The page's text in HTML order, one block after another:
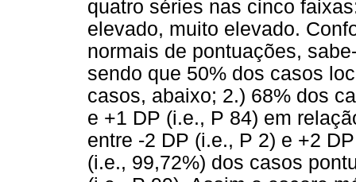
quatro séries nas cinco
elevado, muito elevado.
normais de pontuações,
sendo que 50% dos casos
casos, abaixo; 2.) 68% dos
e +1 DP (i.e., P 84) em
entre -2 DP (i.e., P 2) e +2
(i.e., 99,72%) dos casos